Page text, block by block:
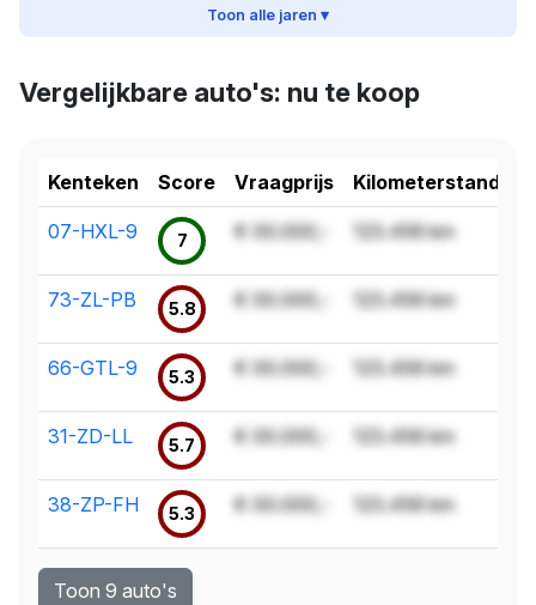
Toon alle jaren ▾
Vergelijkbare auto's: nu te koop
Kenteken Score Vraagprijs Kilometerstand
07-HXL-9 7 € 00.000,- 123.456 km
73-ZL-PB 5.8 € 00.000,- 123.456 km
66-GTL-9 5.3 € 00.000,- 123.456 km
31-ZD-LL 5.7 € 00.000,- 123.456 km
38-ZP-FH 5.3 € 00.000,- 123.456 km
Toon 9 auto's